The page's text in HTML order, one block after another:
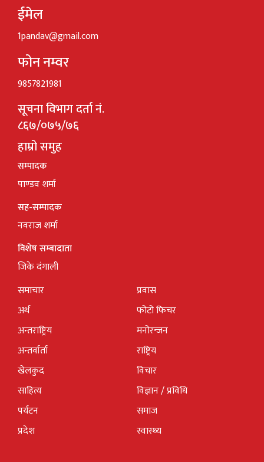
ईमेल
1pandav@gmail.com
फोन नम्वर
9857821981
सूचना विभाग दर्ता नं.
८६७/०७५/७६
हाम्रो समुह
सम्पादक
पाण्डव शर्मा
सह-सम्पादक
नवराज शर्मा
विशेष सम्बादाता
जिके दंगाली
समाचार
अर्थ
अन्तराष्ट्रिय
अन्तर्वार्ता
खेलकुद
साहित्य
पर्यटन
प्रदेश
प्रवास
फोटो फिचर
मनोरन्जन
राष्ट्रिय
विचार
विज्ञान / प्रविधि
समाज
स्वास्थ्य